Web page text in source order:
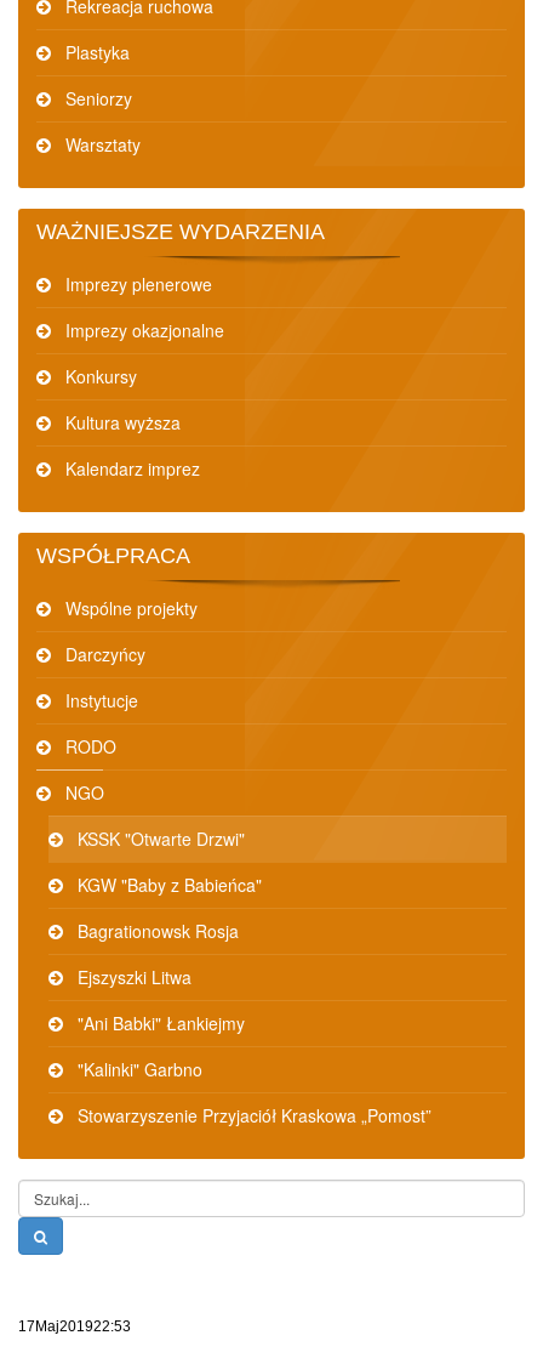
Rekreacja ruchowa
Plastyka
Seniorzy
Warsztaty
WAŻNIEJSZE WYDARZENIA
Imprezy plenerowe
Imprezy okazjonalne
Konkursy
Kultura wyższa
Kalendarz imprez
WSPÓŁPRACA
Wspólne projekty
Darczyńcy
Instytucje
RODO
NGO
KSSK "Otwarte Drzwi"
KGW "Baby z Babieńca"
Bagrationowsk Rosja
Ejszyszki Litwa
"Ani Babki" Łankiejmy
"Kalinki" Garbno
Stowarzyszenie Przyjaciół Kraskowa „Pomost”
Szukaj...
17Maj201922:53